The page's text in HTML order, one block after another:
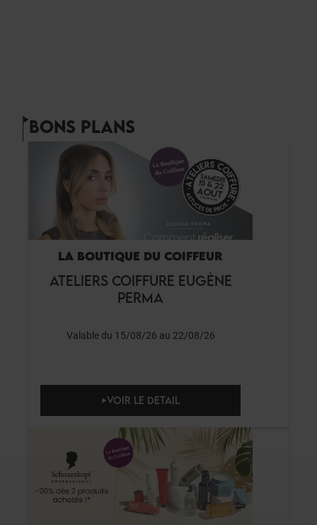
BONS PLANS
LA BOUTIQUE DU COIFFEUR
ATELIERS COIFFURE EUGÈNE
PERMA
Valable du 15/08/26 au 22/08/26
VOIR LE DETAIL